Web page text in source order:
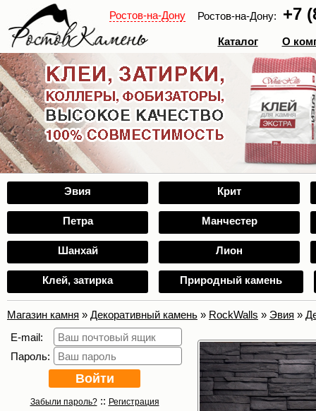
Ростов-на-Дону Ростов-на-Дону: +7
Каталог О
Эвия Крит
Петра Манчестер
Шанхай Лион
Клей, затирка Природный камень
Магазин камня » Декоративный камень » RockWalls » Эвия »
E-mail:
Пароль:
Забыли пароль?:: Регистрация